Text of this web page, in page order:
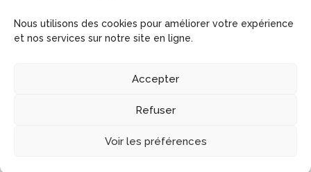
Nous utilisons des cookies pour améliorer votre expérience
et nos services sur notre site en ligne.
Accepter
Refuser
Voir les préférences
Pages légales
CGU
Gérez votre consentement